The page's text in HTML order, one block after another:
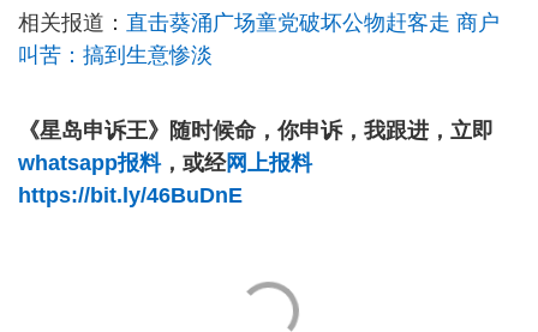
相关报道： 直击葵涌广场童党破坏公物赶客走 商户
叫苦：搞到生意惨淡
《星岛申诉王》随时候命，你申诉，我跟进，立即
whatsapp报料，或经网上报料
https://bit.ly/46BuDnE